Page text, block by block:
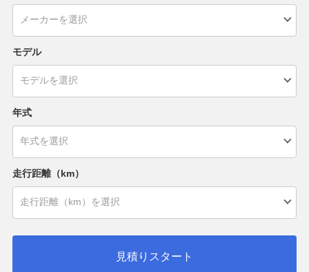
モデル
年式
走行距離（km）
見積りスタート